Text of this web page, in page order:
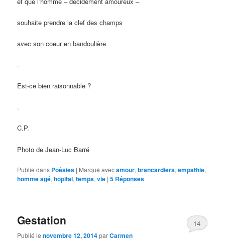
souhaite prendre la clef des champs
avec son coeur en bandoulière
.
Est-ce bien raisonnable ?
.
C.P.
Photo de Jean-Luc Barré
Publié dans Poésies | Marqué avecamour,brancardiers,empathie,
homme âgé,hôpital,temps,vie |5 Réponses
Gestation
Publié lenovembre 12, 2014parCarmen
14